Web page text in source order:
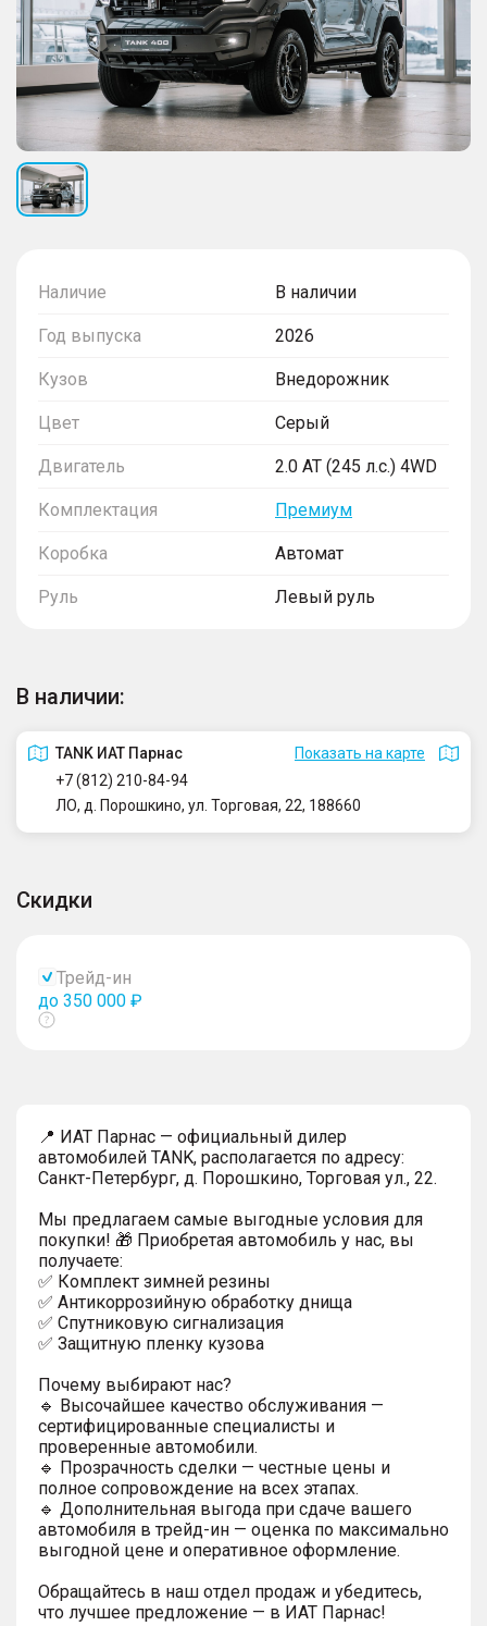
Наличие В наличии
Год выпуска 2026
Кузов Внедорожник
Цвет Серый
Двигатель 2.0 AT (245 л.с.) 4WD
Комплектация Премиум
Коробка Автомат
Руль Левый руль
В наличии:
TANK ИАТ Парнас
Показать на карте
+7 (812) 210-84-94
ЛО, д. Порошкино, ул. Торговая, 22, 188660
Скидки
Трейд-ин
до 350 000 ₽
Показать
📍 ИАТ Парнас — официальный дилер
автомобилей TANK, располагается по адресу:
Санкт-Петербург, д. Порошкино, Торговая ул., 22.
Мы предлагаем самые выгодные условия для
покупки! 🎁 Приобретая автомобиль у нас, вы
получаете:
✅ Комплект зимней резины
✅ Антикоррозийную обработку днища
✅ Спутниковую сигнализация
✅ Защитную пленку кузова
Почему выбирают нас?
🔹 Высочайшее качество обслуживания —
сертифицированные специалисты и
проверенные автомобили.
🔹 Прозрачность сделки — честные цены и
полное сопровождение на всех этапах.
🔹 Дополнительная выгода при сдаче вашего
автомобиля в трейд-ин — оценка по максимально
выгодной цене и оперативное оформление.
Обращайтесь в наш отдел продаж и убедитесь,
что лучшее предложение — в ИАТ Парнас!